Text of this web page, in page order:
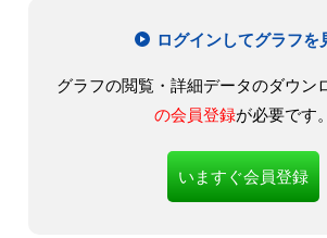
ログインしてグラフを
グラフの閲覧・詳細データのダウン
の会員登録が必要です。
いますぐ会員登録